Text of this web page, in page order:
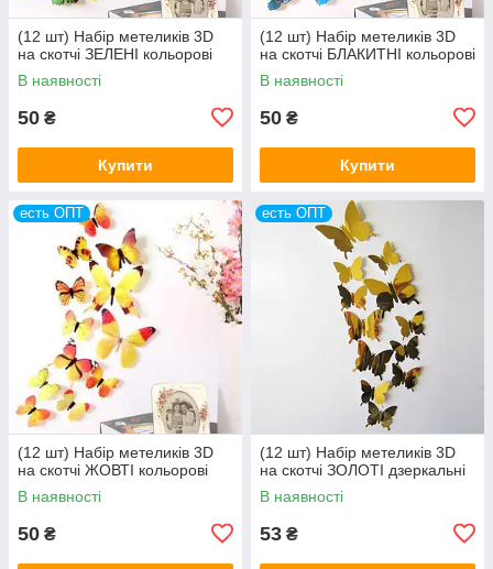
(12 шт) Набір метеликів 3D
на скотчі ЗЕЛЕНІ кольорові
В наявності
50 ₴
Купити
(12 шт) Набір метеликів 3D
на скотчі БЛАКИТНІ кольорові
В наявності
50 ₴
Купити
есть ОПТ
(12 шт) Набір метеликів 3D
на скотчі ЖОВТІ кольорові
В наявності
50 ₴
есть ОПТ
(12 шт) Набір метеликів 3D
на скотчі ЗОЛОТІ дзеркальні
В наявності
53 ₴